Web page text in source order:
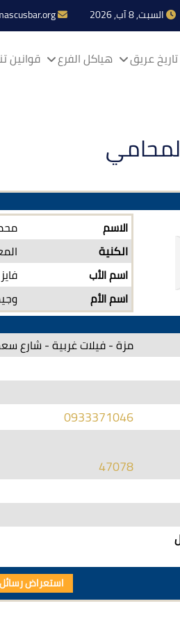
السبت, 8 آب, 2026
تاريخ عريق هياكل الفرع قوانين
الاسم
الكنية
اسم الأب
فايز
اسم الأم
مزة - فيلات غربية - شارع
0933371046
47078